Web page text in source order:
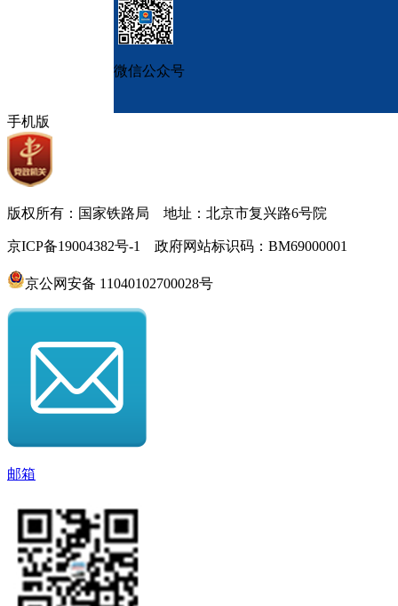
微信公众号
手机版
版权所有：国家铁路局 地址：北京市复兴路6号院
京ICP备19004382号-1 政府网站标识码：BM69000001
京公网安备 11040102700028号
邮箱